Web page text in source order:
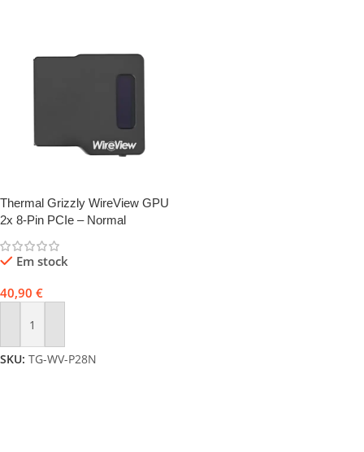
Thermal Grizzly WireView GPU
2x 8-Pin PCIe – Normal
Em stock
40,90 €
Adicionar
SKU: TG-WV-P28N